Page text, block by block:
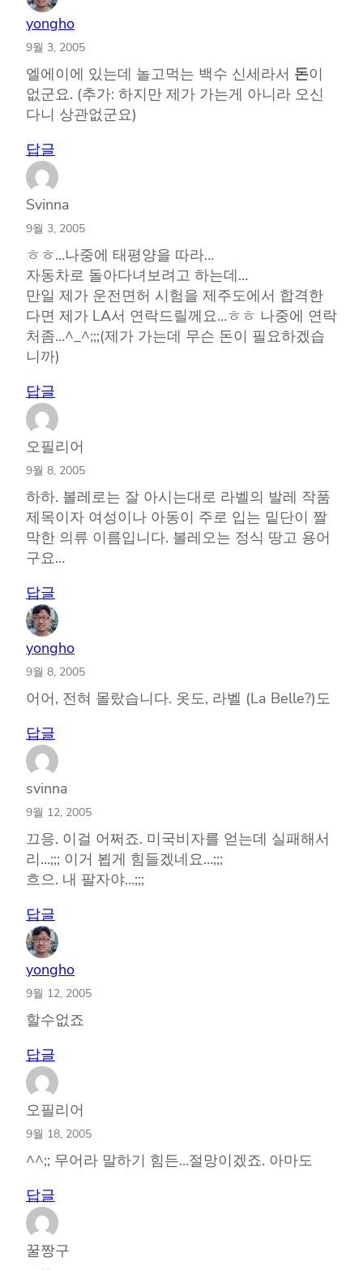
yongho
9월 3, 2005
엘에이에 있는데 놀고먹는 백수 신세라서 돈이
없군요. (추가: 하지만 제가 가는게 아니라 오신
다니 상관없군요)
답글
Svinna
9월 3, 2005
ㅎㅎ…나중에 태평양을 따라…
자동차로 돌아다녀보려고 하는데…
만일 제가 운전면허 시험을 제주도에서 합격한
다면 제가 LA서 연락드릴께요…ㅎㅎ 나중에 연락
처좀…^_^;;;(제가 가는데 무슨 돈이 필요하겠습
니까)
답글
오필리어
9월 8, 2005
하하. 볼레로는 잘 아시는대로 라벨의 발레 작품
제목이자 여성이나 아동이 주로 입는 밑단이 짤
막한 의류 이름입니다. 볼레오는 정식 땅고 용어
구요…
답글
yongho
9월 8, 2005
어어, 전혀 몰랐습니다. 옷도, 라벨 (La Belle?)도
답글
svinna
9월 12, 2005
끄응. 이걸 어쩌죠. 미국비자를 얻는데 실패해서
리…;;; 이거 뵙게 힘들겠네요…;;;
흐으. 내 팔자야…;;;
답글
yongho
9월 12, 2005
할수없죠
답글
오필리어
9월 18, 2005
^^;; 무어라 말하기 힘든…절망이겠죠. 아마도
답글
꿀짱구